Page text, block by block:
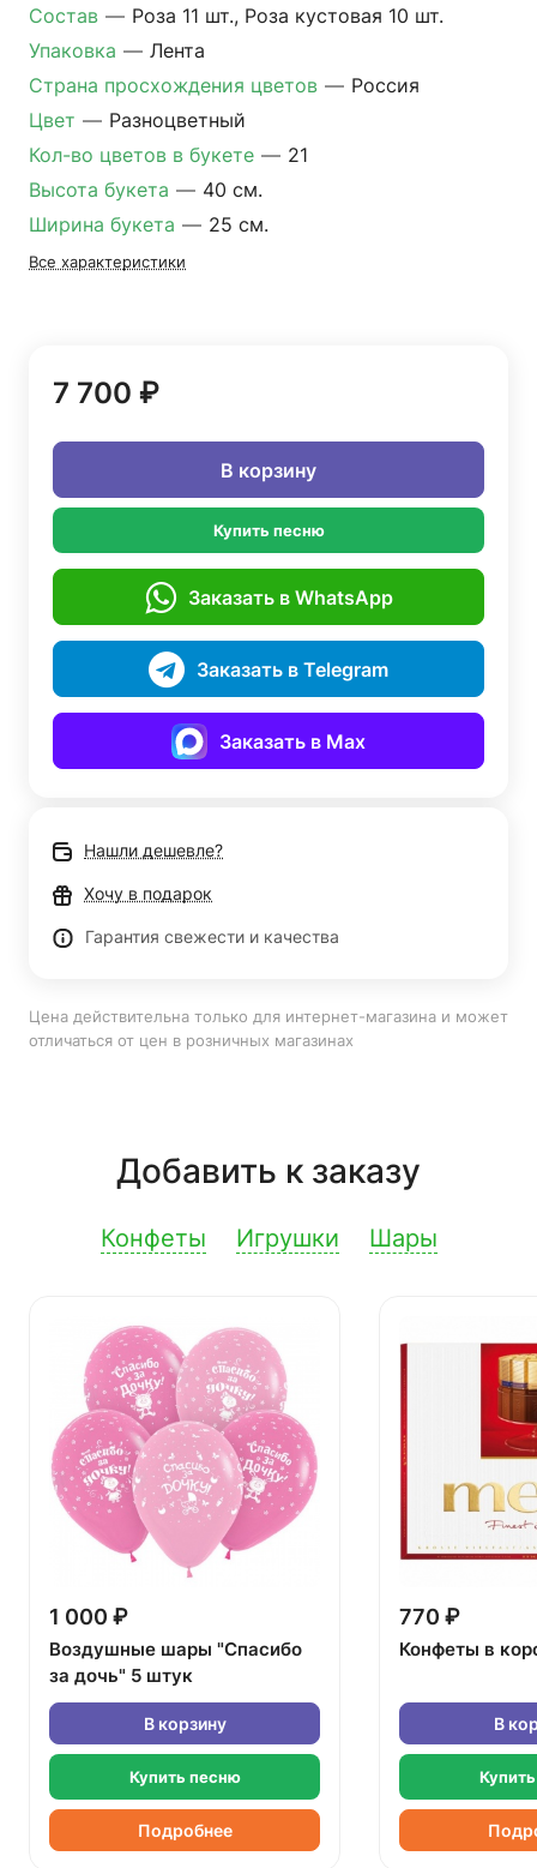
Состав — Роза 11 шт., Роза кустовая 10 шт.
Упаковка — Лента
Страна просхождения цветов — Россия
Цвет — Разноцветный
Кол-во цветов в букете — 21
Высота букета — 40 см.
Ширина букета — 25 см.
Все характеристики
7 700 ₽
В корзину
Купить песню
Заказать в WhatsApp
Заказать в Telegram
Заказать в Max
Нашли дешевле?
Хочу в подарок
Гарантия свежести и качества
Цена действительна только для интернет-магазина и может
отличаться от цен в розничных магазинах
Добавить к заказу
Конфеты Игрушки Шары
1 000 ₽
Воздушные шары "Спасибо
за дочь" 5 штук
В корзину
Купить песню
Подробнее
770 ₽
Конфеты в
В